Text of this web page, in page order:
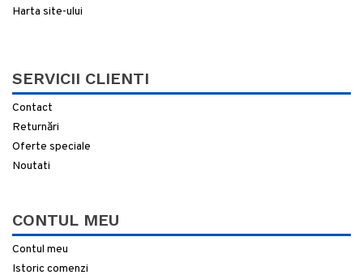
Harta site-ului
SERVICII CLIENTI
Contact
Returnări
Oferte speciale
Noutati
CONTUL MEU
Contul meu
Istoric comenzi